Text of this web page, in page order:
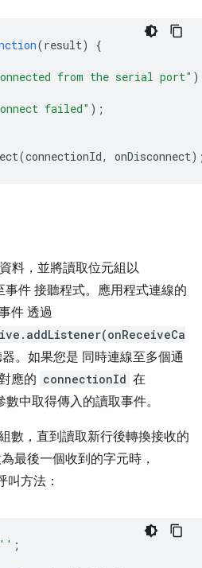
(result)
{
from the serial port"
failed" );
(connectionId, onDisconnect
料，並將讀取位元組以
件 接聽程式。應用程式連線的
件 透過
。如果您是 同時連線至多個通
應的 connectionId 在
數中取得傳入的讀取事件。
數，直到讀取新行後轉換接收的
最後一個收到的字元時，
方法：
'' ;